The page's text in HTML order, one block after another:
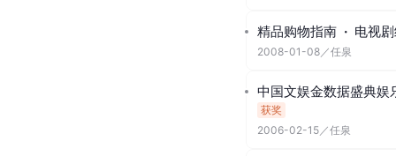
精品购物指南 · 电视
2008-01-08／任泉
中国文娱金数据盛典
获奖
2006-02-15／任泉